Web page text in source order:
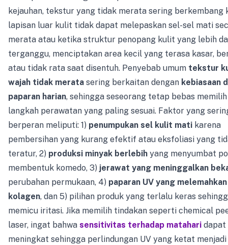
kejauhan, tekstur yang tidak merata sering berkembang
lapisan luar kulit tidak dapat melepaskan sel-sel mati
merata atau ketika struktur penopang kulit yang lebih
terganggu, menciptakan area kecil yang terasa kasar,
atau tidak rata saat disentuh. Penyebab umum tekstur
wajah tidak merata sering berkaitan dengan kebiasaan
paparan harian, sehingga seseorang tetap bebas memilih
langkah perawatan yang paling sesuai. Faktor yang
berperan meliputi: 1) penumpukan sel kulit mati karena
pembersihan yang kurang efektif atau eksfoliasi yang
teratur, 2) produksi minyak berlebih yang menyumbat
membentuk komedo, 3) jerawat yang meninggalkan
perubahan permukaan, 4) paparan UV yang melemahkan
kolagen, dan 5) pilihan produk yang terlalu keras
memicu iritasi. Jika memilih tindakan seperti chemical
laser, ingat bahwa sensitivitas terhadap matahari dapat
meningkat sehingga perlindungan UV yang ketat